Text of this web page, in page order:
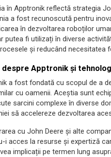
în Apptronik reflectă strategia
a fost recunoscută pentru
în dezvoltarea roboților
putea fi utilizați în diverse
și reducând necesitatea
despre Apptronik și
a fost fondată cu scopul de a
cu oamenii. Aceștia sunt
sarcini complexe în diverse
să accelereze dezvoltarea
cu John Deere și alte
i acces la resurse și expertiză
implicații pe termen lung